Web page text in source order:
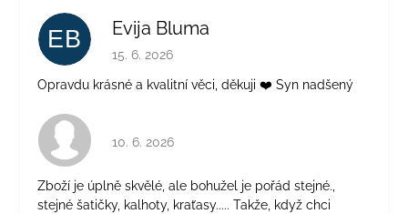
EB Evija Bluma
Hodnocení obchodu je 5 z 5 hvězdiček.
15. 6. 2026
Opravdu krásné a kvalitní věci, děkuji ❤️ Syn nadšený
Hodnocení obchodu je 4 z 5 hvězdiček.
10. 6. 2026
Zboží je úplně skvělé, ale bohužel je pořád stejné.,
stejné šatičky, kalhoty, kraťasy..... Takže, když chci